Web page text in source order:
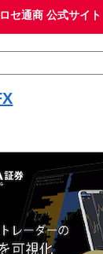
セ通商 公式サイト